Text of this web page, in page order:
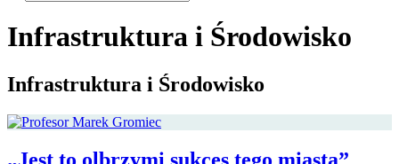
Infrastruktura i Środowisko
Infrastruktura i Środowisko
„Jest to olbrzymi sukces tego miasta”